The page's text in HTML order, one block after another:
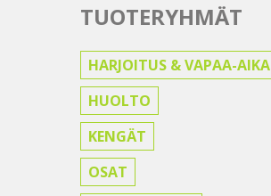
TUOTERYHMÄT
HARJOITUS & VAPAA-AIKA
HUOLTO
KENGÄT
OSAT